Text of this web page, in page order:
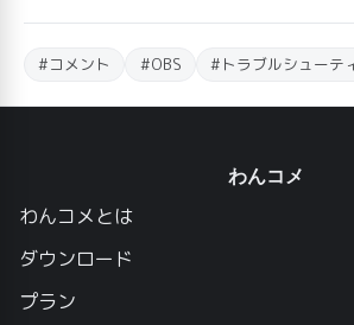
#コメント #OBS #トラブルシューテ
わんコメ
わんコメとは
ダウンロード
プラン